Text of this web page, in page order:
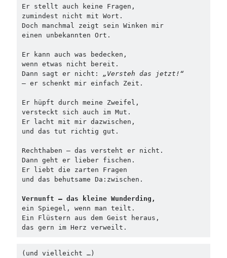
Er stellt auch keine Fragen,
zumindest nicht mit Wort.
Doch manchmal zeigt sein Winken mir
einen unbekannten Ort.
Er kann auch was bedecken,
wenn etwas nicht bereit.
Dann sagt er nicht: „Versteh das jetzt!“
– er schenkt mir einfach Zeit.
Er hüpft durch meine Zweifel,
versteckt sich auch im Mut.
Er lacht mit mir dazwischen,
und das tut richtig gut.
Rechthaben – das versteht er nicht.
Dann geht er lieber fischen.
Er liebt die zarten Fragen
und das behutsame Da:zwischen.
Vernunft – das kleine Wunderding,
ein Spiegel, wenn man teilt.
Ein Flüstern aus dem Geist heraus,
das gern im Herz verweilt.
(und vielleicht …)